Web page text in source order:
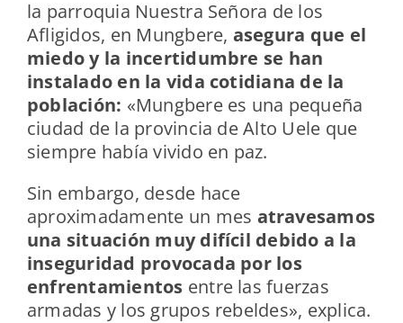
la parroquia Nuestra Señora de los
Afligidos, en Mungbere, asegura que el
miedo y la incertidumbre se han
instalado en la vida cotidiana de la
población: «Mungbere es una pequeña
ciudad de la provincia de Alto Uele que
siempre había vivido en paz.
Sin embargo, desde hace
aproximadamente un mes atravesamos
una situación muy difícil debido a la
inseguridad provocada por los
enfrentamientos entre las fuerzas
armadas y los grupos rebeldes», explica.